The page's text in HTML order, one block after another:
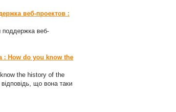
веб-проектов :
поддержка веб-
: How do you know the
know the history of the
що вона таки